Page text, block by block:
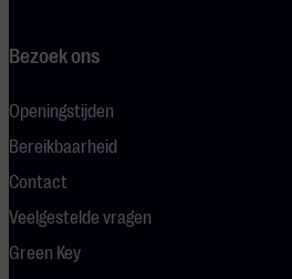
Bezoek ons
Openingstijden
Bereikbaarheid
Contact
Veelgestelde vragen
Green Key